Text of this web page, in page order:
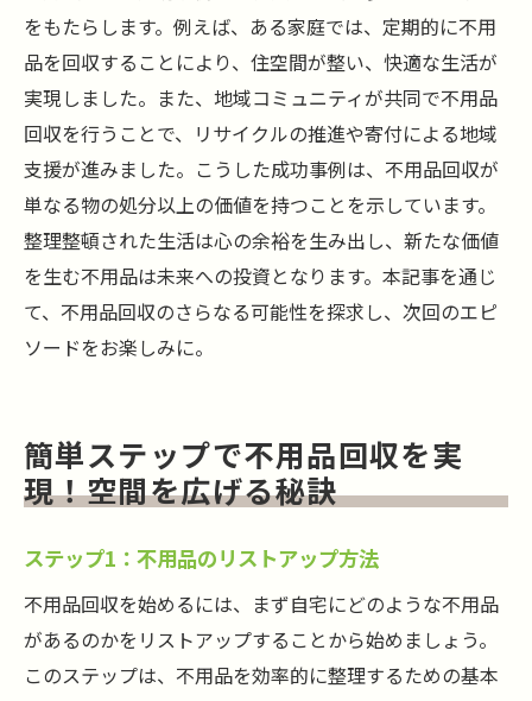
をもたらします。例えば、ある家庭では、定期的に不用
品を回収することにより、住空間が整い、快適な生活が
実現しました。また、地域コミュニティが共同で不用品
回収を行うことで、リサイクルの推進や寄付による地域
支援が進みました。こうした成功事例は、不用品回収が
単なる物の処分以上の価値を持つことを示しています。
整理整頓された生活は心の余裕を生み出し、新たな価値
を生む不用品は未来への投資となります。本記事を通じ
て、不用品回収のさらなる可能性を探求し、次回のエピ
ソードをお楽しみに。
簡単ステップで不用品回収を実
現！空間を広げる秘訣
ステップ1：不用品のリストアップ方法
不用品回収を始めるには、まず自宅にどのような不用品
があるのかをリストアップすることから始めましょう。
このステップは、不用品を効率的に整理するための基本